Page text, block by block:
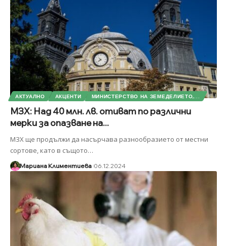
АКТУАЛНО АКЦЕНТИ МИНИСТЕРСТВО НА ЗЕМЕДЕЛИЕТО,...
МЗХ: Над 40 млн. лв. отиват по различни
мерки за опазване на...
МЗХ ще продължи да насърчава разнообразието от местни
сортове, като в същото…
Мариана Климентиева 06.12.2024